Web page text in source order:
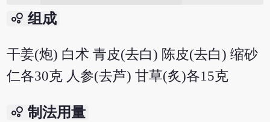
bubble_chart 组成
干姜(炮) 白术 青皮(去白) 陈皮(去白) 缩砂
仁各30克 人参(去芦) 甘草(炙)各15克
bubble_chart 制法用量